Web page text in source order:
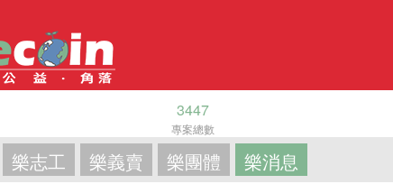
3447
專案總數
樂志工 樂義賣 樂團體 樂消息